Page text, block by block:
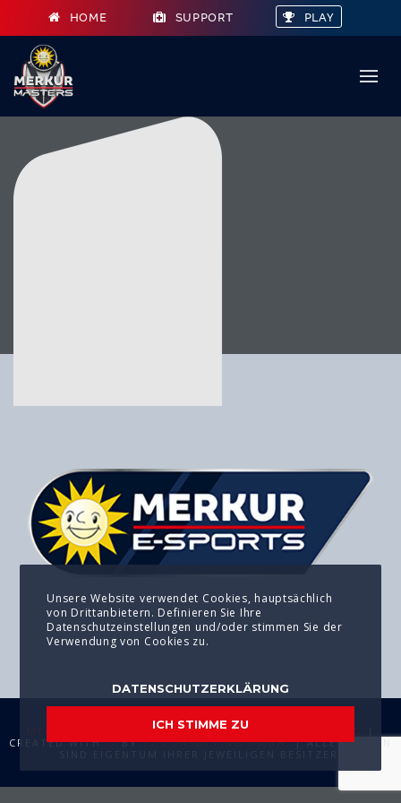
HOME SUPPORT PLAY
IMPRESSUM|DATENSCHUTZERKLÄRUNG
CREATED WITH
BYT2 CONSULTING GMBH. | ALLE MARKEN
Unsere Website verwendet Cookies, hauptsächlich
von Drittanbietern. Definieren Sie Ihre
Datenschutzeinstellungen und/oder stimmen Sie der
Verwendung von Cookies zu.
DATENSCHUTZERKLÄRUNG
ICH STIMME ZU